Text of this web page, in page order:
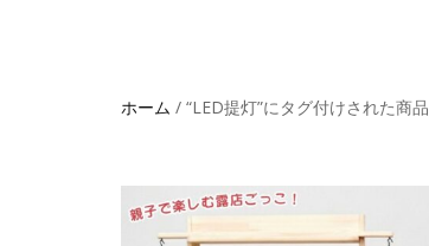
ホーム / “LED提灯”にタグ付けされた商品